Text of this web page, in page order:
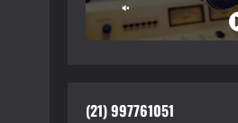
(21) 997761051